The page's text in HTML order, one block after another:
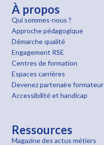
À propos
Qui sommes-nous ?
Approche pédagogique
Démarche qualité
Engagement RSE
Centres de formation
Espaces carrières
Devenez partenaire formateur
Accessibilité et handicap
Ressources
Magazine des actus métiers